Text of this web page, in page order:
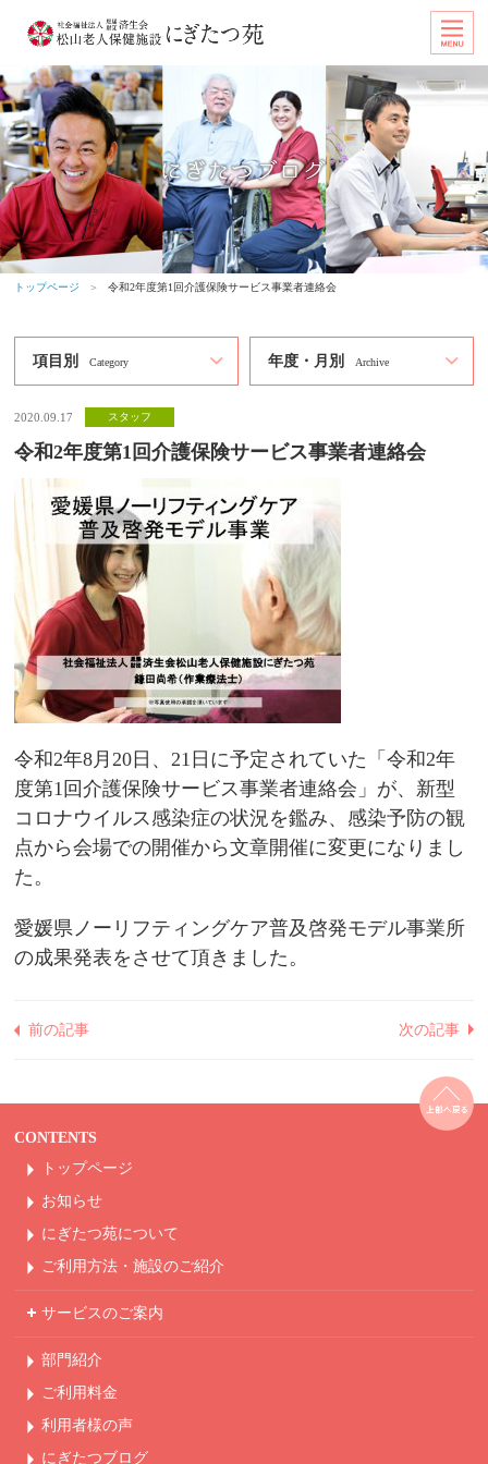
トップページ ＞ 令和2年度第1回介護保険サービス事業者連絡会
項目別 Category 年度・月別 Archive
2020.09.17 スタッフ
令和2年度第1回介護保険サービス事業者連絡会
令和2年8月20日、21日に予定されていた「令和2年
度第1回介護保険サービス事業者連絡会」が、新型
コロナウイルス感染症の状況を鑑み、感染予防の観
点から会場での開催から文章開催に変更になりまし
た。
愛媛県ノーリフティングケア普及啓発モデル事業所
の成果発表をさせて頂きました。
前の記事 次の記事
CONTENTS
トップページ
お知らせ
にぎたつ苑について
ご利用方法・ 施設のご紹介
サービスのご案内
部門紹介
ご利用料金
利用者様の声
にぎたつブログ